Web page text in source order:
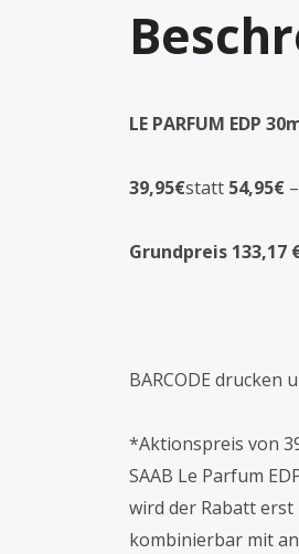
LE PARFUM EDP
39,95€statt 54,95€
Grundpreis 133,17
BARCODE drucken
*Aktionspreis von
SAAB Le Parfum
wird der Rabatt erst
kombinierbar mit